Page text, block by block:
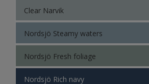
Clear Narvik
Nordsjö Steamy waters
Nordsjö Fresh foliage
Nordsjö Rich navy